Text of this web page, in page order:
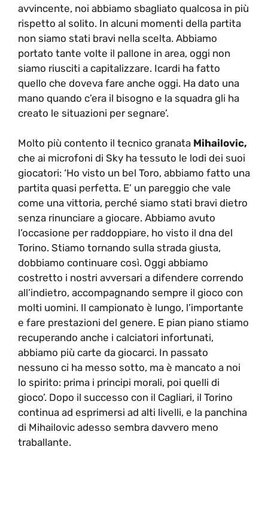
avvincente, noi abbiamo sbagliato qualcosa in più
rispetto al solito. In alcuni momenti della partita
non siamo stati bravi nella scelta. Abbiamo
portato tante volte il pallone in area, oggi non
siamo riusciti a capitalizzare. Icardi ha fatto
quello che doveva fare anche oggi. Ha dato una
mano quando c’era il bisogno e la squadra gli ha
creato le situazioni per segnare’.
Molto più contento il tecnico granata Mihailovic,
che ai microfoni di Sky ha tessuto le lodi dei suoi
giocatori: ‘Ho visto un bel Toro, abbiamo fatto una
partita quasi perfetta. E’ un pareggio che vale
come una vittoria, perché siamo stati bravi dietro
senza rinunciare a giocare. Abbiamo avuto
l’occasione per raddoppiare, ho visto il dna del
Torino. Stiamo tornando sulla strada giusta,
dobbiamo continuare così. Oggi abbiamo
costretto i nostri avversari a difendere correndo
all’indietro, accompagnando sempre il gioco con
molti uomini. Il campionato è lungo, l’importante
e fare prestazioni del genere. E pian piano stiamo
recuperando anche i calciatori infortunati,
abbiamo più carte da giocarci. In passato
nessuno ci ha messo sotto, ma è mancato a noi
lo spirito: prima i principi morali, poi quelli di
gioco’. Dopo il successo con il Cagliari, il Torino
continua ad esprimersi ad alti livelli, e la panchina
di Mihailovic adesso sembra davvero meno
traballante.